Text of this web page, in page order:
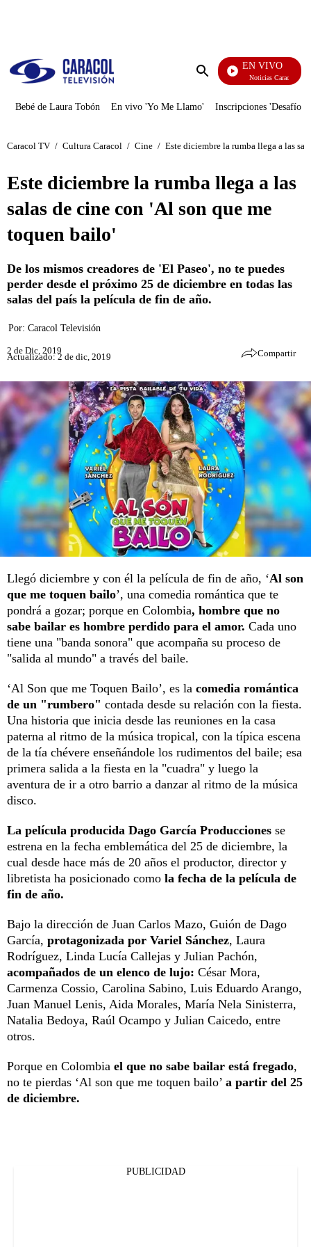
Enviar
EN VIVO
Noticias Caracol
Bebé de Laura Tobón En vivo 'Yo Me Llamo' Inscripciones 'Desafío'
Caracol TV / Cultura Caracol / Cine / Este diciembre la rumba llega a las
Este diciembre la rumba llega a las
salas de cine con 'Al son que me
toquen bailo'
De los mismos creadores de 'El Paseo', no te puedes
perder desde el próximo 25 de diciembre en todas las
salas del país la película de fin de año.
Por: Caracol Televisión
2 de Dic, 2019
Actualizado: 2 de dic, 2019 Compartir
Llegó diciembre y con él la película de fin de año, ‘Al son
que me toquen bailo’, una comedia romántica que te
pondrá a gozar; porque en Colombia, hombre que no
sabe bailar es hombre perdido para el amor. Cada uno
tiene una "banda sonora" que acompaña su proceso de
"salida al mundo" a través del baile.
‘Al Son que me Toquen Bailo’, es la comedia romántica
de un "rumbero" contada desde su relación con la fiesta.
Una historia que inicia desde las reuniones en la casa
paterna al ritmo de la música tropical, con la típica escena
de la tía chévere enseñándole los rudimentos del baile; esa
primera salida a la fiesta en la "cuadra" y luego la
aventura de ir a otro barrio a danzar al ritmo de la música
disco.
La película producida Dago García Producciones se
estrena en la fecha emblemática del 25 de diciembre, la
cual desde hace más de 20 años el productor, director y
libretista ha posicionado como la fecha de la película de
fin de año.
Bajo la dirección de Juan Carlos Mazo, Guión de Dago
García, protagonizada por Variel Sánchez, Laura
Rodríguez, Linda Lucía Callejas y Julian Pachón,
acompañados de un elenco de lujo: César Mora,
Carmenza Cossio, Carolina Sabino, Luis Eduardo Arango,
Juan Manuel Lenis, Aida Morales, María Nela Sinisterra,
Natalia Bedoya, Raúl Ocampo y Julian Caicedo, entre
otros.
Porque en Colombia el que no sabe bailar está fregado,
no te pierdas ‘Al son que me toquen bailo’ a partir del 25
de diciembre.
PUBLICIDAD